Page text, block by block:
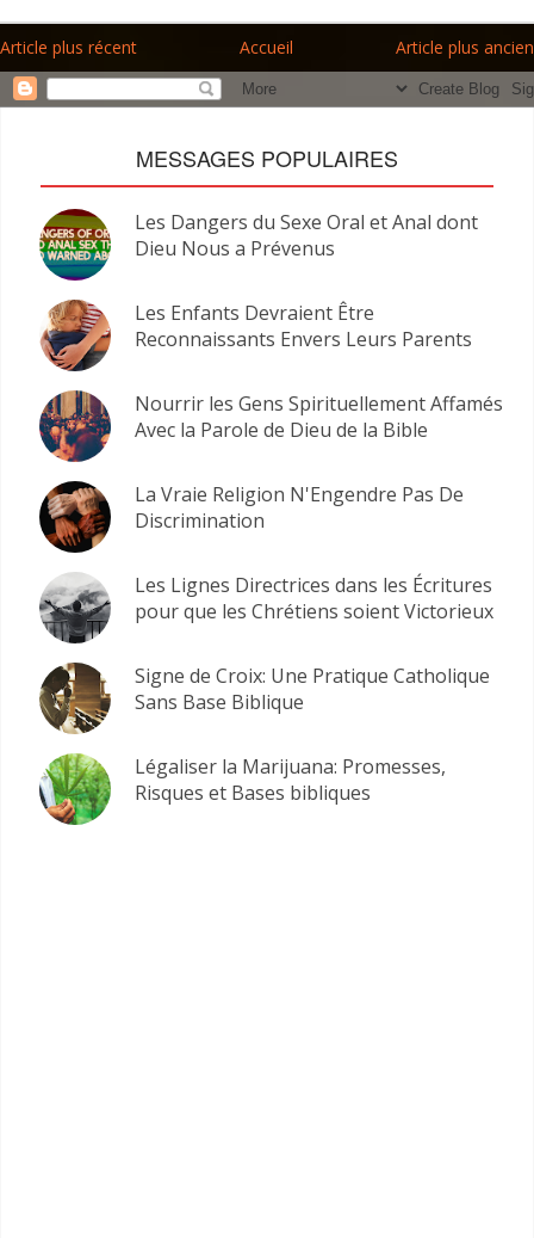
Article plus récent Accueil Article plus ancien
MESSAGES POPULAIRES
Les Dangers du Sexe Oral et Anal dont
Dieu Nous a Prévenus
Les Enfants Devraient Être
Reconnaissants Envers Leurs Parents
Nourrir les Gens Spirituellement Affamés
Avec la Parole de Dieu de la Bible
La Vraie Religion N'Engendre Pas De
Discrimination
Les Lignes Directrices dans les Écritures
pour que les Chrétiens soient Victorieux
Signe de Croix: Une Pratique Catholique
Sans Base Biblique
Légaliser la Marijuana: Promesses,
Risques et Bases bibliques